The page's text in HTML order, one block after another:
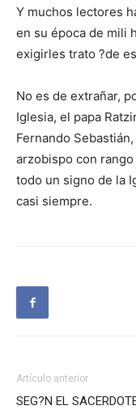
Y muchos lectores
en su época de mili
exigirles trato ?de
No es de extrañar,
Iglesia, el papa
Fernando
arzobispo con
todo un signo de la
casi siempre.
Artículo anterior
SEG?N EL